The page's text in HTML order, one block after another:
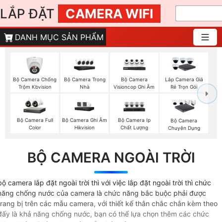
LẮP ĐẶT CAMERA WIFI
DANH MỤC SẢN PHẨM
Bộ Camera Chống
Trộm Kbvision
Bộ Camera Trong
Nhà
Bộ Camera
Visioncop Ghi Âm
Lắp Camera Giá
Rẻ Trọn Gói
Bộ Camera Full
Color
Bộ Camera Ghi Âm
Hikvision
Bộ Camera Ip
Chất Lượng
Bộ Camera
Chuyên Dụng
BỘ CAMERA NGOÀI TRỜI
camera lắp đặt ngoài trời thì với việc lắp đặt ngoài trời thì chức
chống nước của camera là chức năng bắc buộc phải được
bị trên các mẫu camera, với thiết kế thân chắc chắn kèm theo
là khả năng chống nước, bạn có thể lựa chọn thêm các chức